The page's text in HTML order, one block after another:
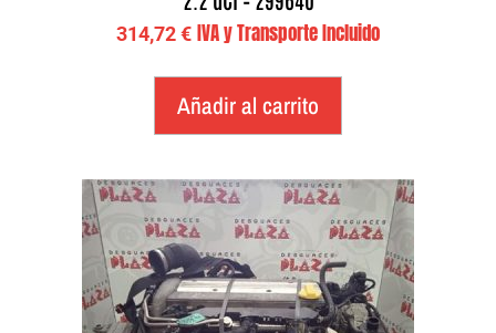
314,72€ IVA y Transporte Incluido
Añadir al carrito